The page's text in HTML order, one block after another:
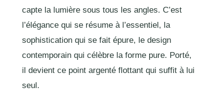
capte la lumière sous tous les angles. C’est
l’élégance qui se résume à l’essentiel, la
sophistication qui se fait épure, le design
contemporain qui célèbre la forme pure. Porté,
il devient ce point argenté flottant qui suffit à lui
seul.